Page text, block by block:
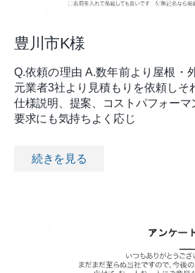
豊川市K様
Q.依頼の理由 A.数年前より屋根・
元業者3社より見積もりを依頼しそ
仕様説明、提案、コストパフォー
要求にも気持ちよく応じ
続きを見る